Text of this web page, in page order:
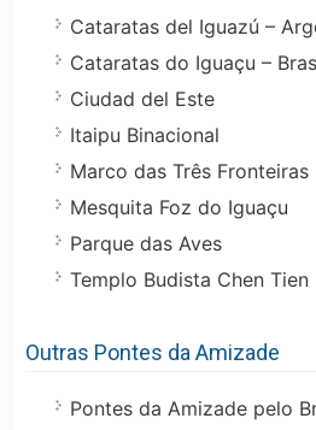
Cataratas del Iguazú –
Cataratas do Iguaçu –
Ciudad del Este
Itaipu Binacional
Marco das Três Fronteiras
Mesquita Foz do Iguaçu
Parque das Aves
Templo Budista Chen Tien
Outras Pontes da Amizade
Pontes da Amizade pelo